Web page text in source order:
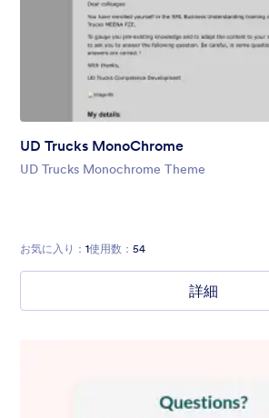
UD Trucks MonoChrome
UD Trucks Monochrome Theme
お気に入り： 1使用数： 54
詳細